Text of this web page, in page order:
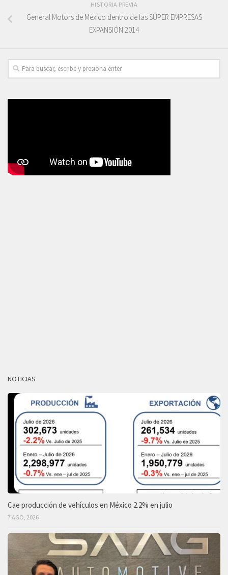
HISTORIA PREVIA
General Motors de México dentro de las SÚPER EMPRESAS
EXPANSIÓN 2014
NOTICIAS
Cae producción de vehículos en México 2.2% en julio
7 AGO, 2026